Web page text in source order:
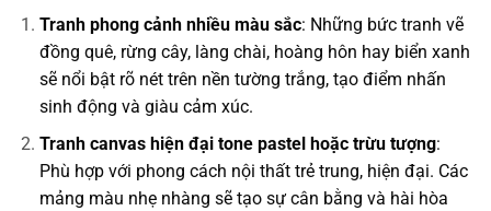
Tranh phong cảnh nhiều màu sắc: Những bức tranh vẽ
đồng quê, rừng cây, làng chài, hoàng hôn hay biển xanh
sẽ nổi bật rõ nét trên nền tường trắng, tạo điểm nhấn
sinh động và giàu cảm xúc.
Tranh canvas hiện đại tone pastel hoặc trừu tượng:
Phù hợp với phong cách nội thất trẻ trung, hiện đại. Các
mảng màu nhẹ nhàng sẽ tạo sự cân bằng và hài hòa